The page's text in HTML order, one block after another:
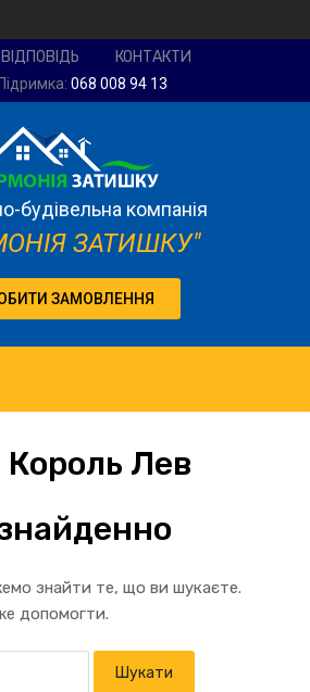
КОНТАКТИ
068 008 94 13
будівельна компанія
ЗАТИШКУ"
ЗАМОВЛЕННЯ
Король Лев
знайти те, що ви шукаєте.
допомогти.